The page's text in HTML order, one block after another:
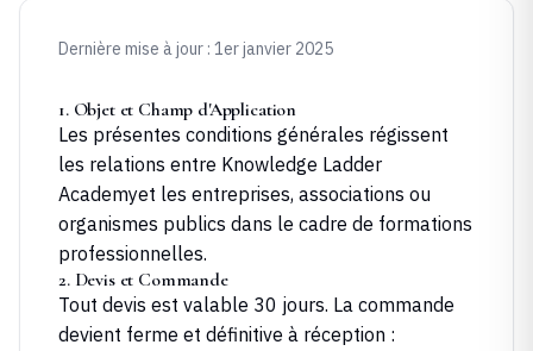
Dernière mise à jour : 1er janvier 2025
1. Objet et Champ d'Application
Les présentes conditions générales régissent
les relations entre Knowledge Ladder
Academyet les entreprises, associations ou
organismes publics dans le cadre de formations
professionnelles.
2. Devis et Commande
Tout devis est valable 30 jours. La commande
devient ferme et définitive à réception :